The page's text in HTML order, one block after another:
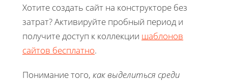
Хотите создать сайт на конструкторе без
затрат? Активируйте пробный период и
получите доступ к коллекции шаблонов
сайтов бесплатно.
Понимание того, как выделиться среди